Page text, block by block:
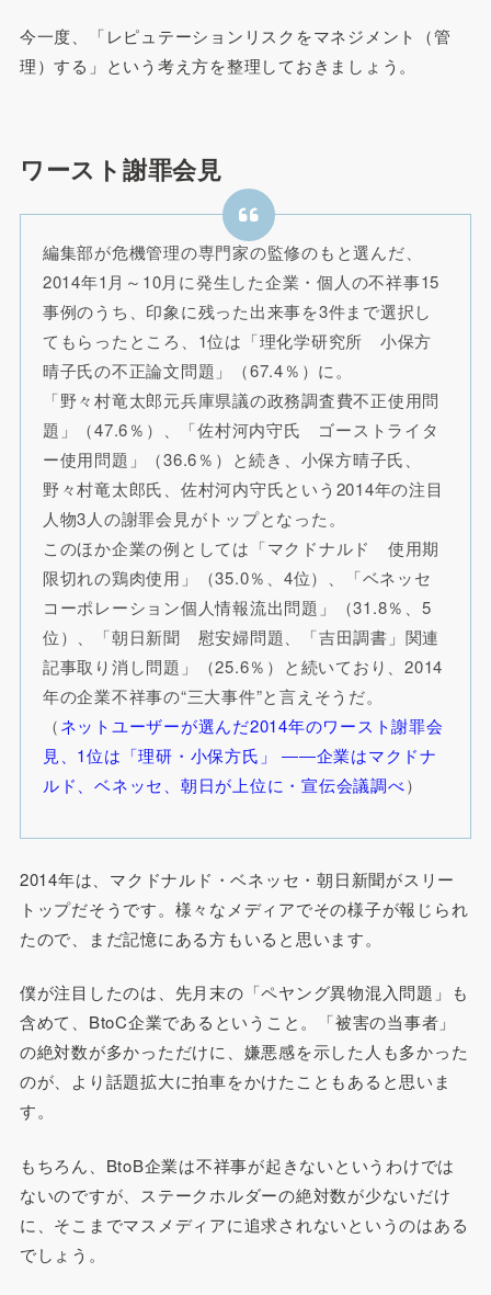
今一度、「レピュテーションリスクをマネジメント（管
理）する」という考え方を整理しておきましょう。
ワースト謝罪会見
編集部が危機管理の専門家の監修のもと選んだ、
2014年1月～10月に発生した企業・個人の不祥事15
事例のうち、印象に残った出来事を3件まで選択し
てもらったところ、1位は「理化学研究所 小保方
晴子氏の不正論文問題」（67.4％）に。
「野々村竜太郎元兵庫県議の政務調査費不正使用問
題」（47.6％）、「佐村河内守氏 ゴーストライタ
ー使用問題」（36.6％）と続き、小保方晴子氏、
野々村竜太郎氏、佐村河内守氏という2014年の注目
人物3人の謝罪会見がトップとなった。
このほか企業の例としては「マクドナルド 使用期
限切れの鶏肉使用」（35.0％、4位）、「ベネッセ
コーポレーション個人情報流出問題」（31.8％、5
位）、「朝日新聞 慰安婦問題、「吉田調書」関連
記事取り消し問題」（25.6％）と続いており、2014
年の企業不祥事の“三大事件”と言えそうだ。
（ネットユーザーが選んだ2014年のワースト謝罪会
見、1位は「理研・小保方氏」 ――企業はマクドナ
ルド、ベネッセ、朝日が上位に・宣伝会議調べ）
2014年は、マクドナルド・ベネッセ・朝日新聞がスリー
トップだそうです。様々なメディアでその様子が報じられ
たので、まだ記憶にある方もいると思います。
僕が注目したのは、先月末の「ペヤング異物混入問題」も
含めて、BtoC企業であるということ。「被害の当事者」
の絶対数が多かっただけに、嫌悪感を示した人も多かった
のが、より話題拡大に拍車をかけたこともあると思いま
す。
もちろん、BtoB企業は不祥事が起きないというわけでは
ないのですが、ステークホルダーの絶対数が少ないだけ
に、そこまでマスメディアに追求されないというのはある
でしょう。